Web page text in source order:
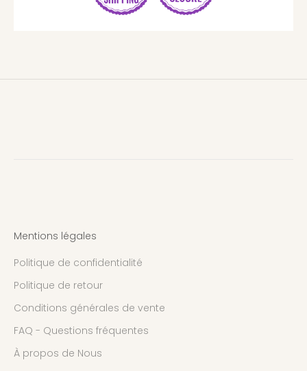
Mentions légales
Politique de confidentialité
Politique de retour
Conditions générales de vente
FAQ - Questions fréquentes
À propos de Nous